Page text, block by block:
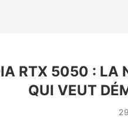
RTX 5050 : LA
QUI VEUT